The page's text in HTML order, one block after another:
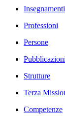
Insegnamenti
Professioni
Persone
Pubblicazioni
Strutture
Terza
Competenze